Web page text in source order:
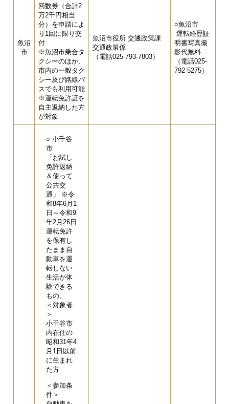
魚沼
市
回数券（合計2
万2千円相当
分）を申請によ
り1回に限り交
付
※魚沼市乗合タ
クシーのほか、
市内の一般タク
シー及び路線バ
スでも利用可能
※運転免許証を
自主返納した方
が対象
魚沼市役所 交通政策課
交通政策係
（電話025-793-7803）
○魚沼市
運転経歴証
明書写真撮
影代無料
（電話025-
792-5275）
○ 小千谷
市
「お試し
免許返納
＆使って
公共交
通」 ※令
和8年6月1
日～令和9
年2月26日
運転免許
を保有し
たまま自
動車を運
転しない
生活が体
験できる
もの。
＜対象者
＞
小千谷市
内在住の
昭和31年4
月1日以前
に生まれ
た方
＜参加条
件＞